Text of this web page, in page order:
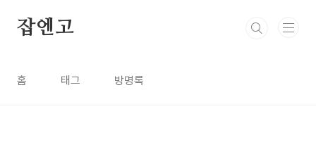
잡엔고
홈 태그 방명록